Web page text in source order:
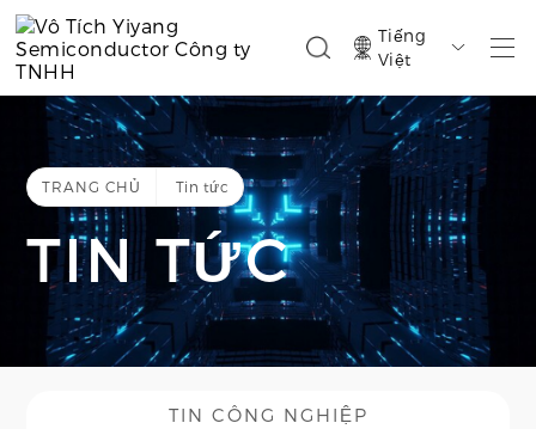
Tiếng
Việt

TRANG CHỦ Tin tức
TIN TỨC
TIN CÔNG NGHIỆP